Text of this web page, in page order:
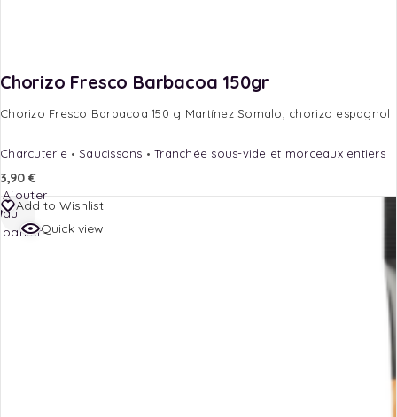
Chorizo Fresco Barbacoa 150gr
Chorizo Fresco Barbacoa 150 g Martínez Somalo, chorizo
Charcuterie Saucissons Tranchée sous-vide et morceaux entiers
3,90 €
Add to Wishlist
Quick view
Ajouter
au
panier